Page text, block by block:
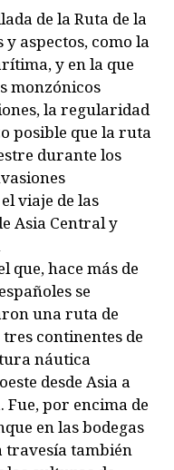
de la Ruta de la
y aspectos, como la
y en la que
monzónicos
la regularidad
posible que la ruta
durante los
viaje de las
Asia Central y
que, hace más de
se
una ruta de
continentes de
náutica
desde Asia a
Fue, por encima de
en las bodegas
travesía también